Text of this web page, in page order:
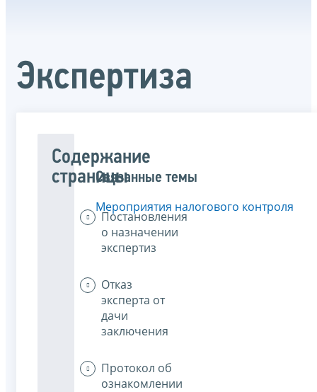
Экспертиза
Содержание
страницы
Постановления
о назначении
экспертиз
Отказ
эксперта от
дачи
заключения
Протокол об
ознакомлении
Связанные темы
Мероприятия налогового контроля